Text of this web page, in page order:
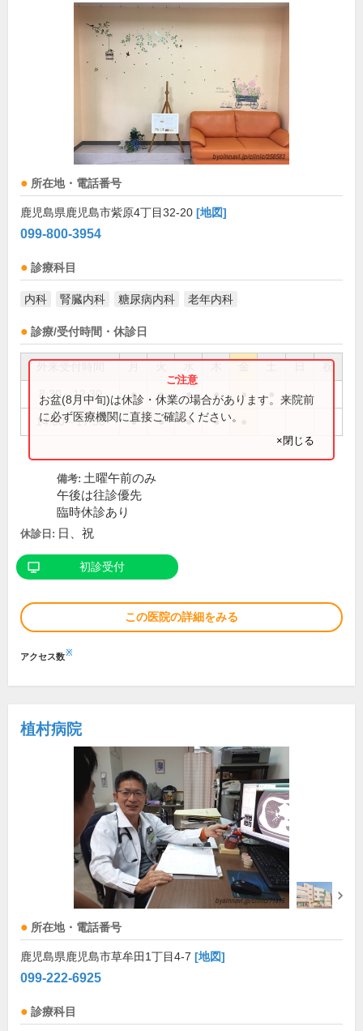
所在地・電話番号
鹿児島県鹿児島市紫原4丁目32-20 [地図]
099-800-3954
診療科目
内科 腎臓内科 糖尿病内科 老年内科
診療/受付時間・休診日
祝
8:30～12:30 ● ● ● ● ●
14:00～17:30 ● ● ● ●
お盆(8月中旬)は休診・休業の場合があります。来院前
に必ず医療機関に直接ご確認ください。
×閉じる
備考: 土曜午前のみ
午後は往診優先
臨時休診あり
休診日: 日、祝
初診受付
この医院の詳細をみる
アクセス数※
植村病院
所在地・電話番号
鹿児島県鹿児島市草牟田1丁目4-7 [地図]
099-222-6925
診療科目